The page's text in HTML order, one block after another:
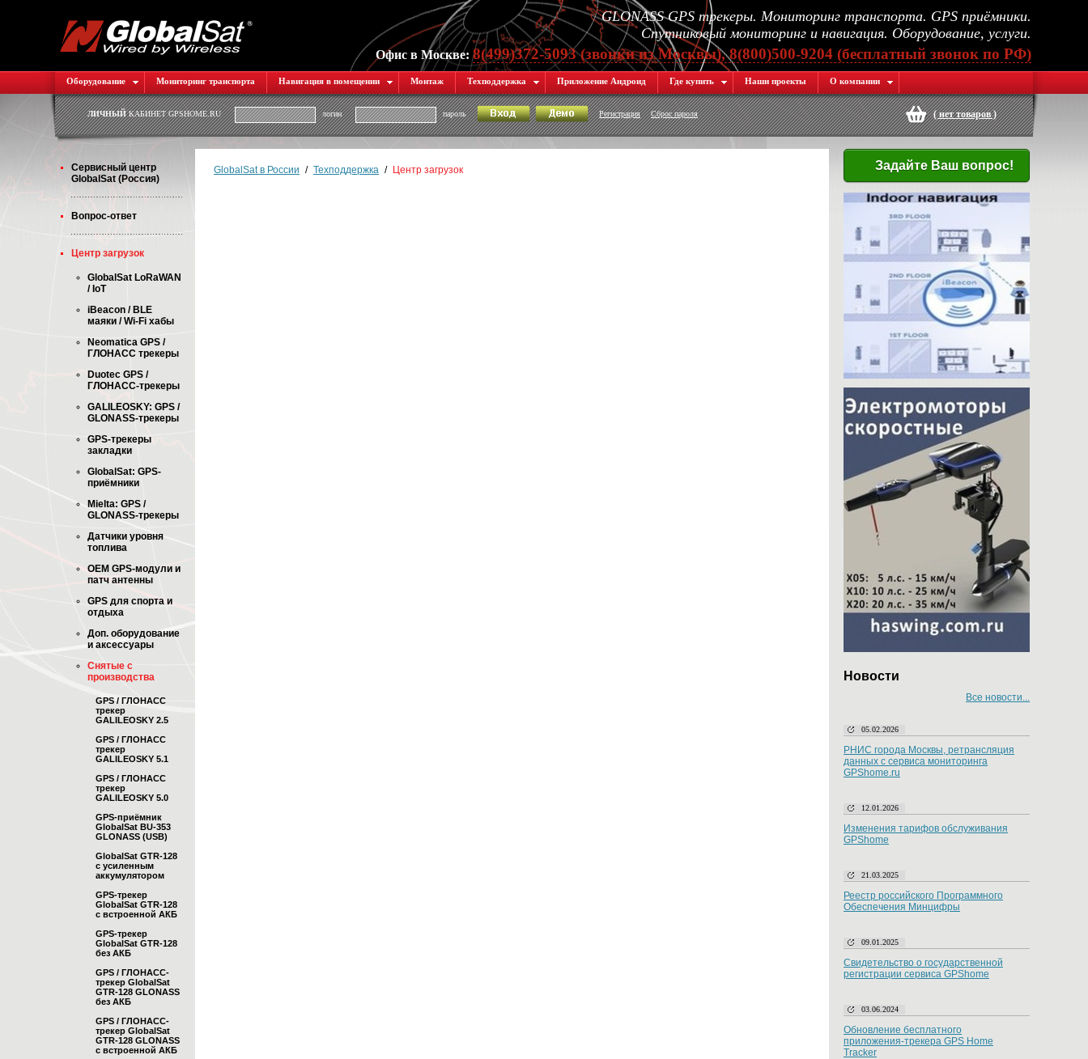
GLONASS GPS трекеры. Мониторинг транспорта. GPS приёмники.
Спутниковый мониторинг и навигация. Оборудование, услуги.
Офис в Москве:8(499)372-5093 (звонки из Москвы), 8(800)500-9204 (бесплатный звонок по РФ)
Оборудование Мониторинг транспорта Навигация в помещении Монтаж Техподдержка Приложение Андроид Где купить Наши проекты О компании
ЛИЧНЫЙКАБИНЕТ GPSHOME.RU логин пароль Регистрация Сброс пароля (нет товаров)
Cервисный центр
GlobalSat (Россия)
Вопрос-ответ
Центр загрузок
GlobalSat LoRaWAN
/ IoT
iBeacon / BLE
маяки / Wi-Fi хабы
Neomatica GPS /
ГЛОНАСС трекеры
Duotec GPS /
ГЛОНАСС-трекеры
GALILEOSKY: GPS /
GLONASS-трекеры
GPS-трекеры
закладки
GlobalSat: GPS-
приёмники
Mielta: GPS /
GLONASS-трекеры
Датчики уровня
топлива
OEM GPS-модули и
патч антенны
GPS для спорта и
отдыха
Доп. оборудование
и аксессуары
Снятые с
производства
GPS / ГЛОНАСС
трекер
GALILEOSKY 2.5
GPS / ГЛОНАСС
трекер
GALILEOSKY 5.1
GPS / ГЛОНАСС
трекер
GALILEOSKY 5.0
GPS-приёмник
GlobalSat BU-353
GLONASS (USB)
GlobalSat GTR-128
с усиленным
аккумулятором
GPS-трекер
GlobalSat GTR-128
с встроенной АКБ
GPS-трекер
GlobalSat GTR-128
без АКБ
GPS / ГЛОНАСС-
трекер GlobalSat
GTR-128 GLONASS
без АКБ
GPS / ГЛОНАСС-
трекер GlobalSat
GTR-128 GLONASS
с встроенной АКБ
GlobalSat в России / Техподдержка / Центр загрузок Задайте Ваш вопрос!
Новости
Все новости...
05.02.2026
РНИС города Москвы, ретрансляция
данных с сервиса мониторинга
GPShome.ru
12.01.2026
Изменения тарифов обслуживания
GPShome
21.03.2025
Реестр российского Программного
Обеспечения Минцифры
09.01.2025
Свидетельство о государственной
регистрации сервиса GPShome
03.06.2024
Обновление бесплатного
приложения-трекера GPS Home
Tracker